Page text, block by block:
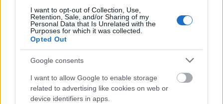
I want to opt-out of Collection, Use,
Retention, Sale, and/or Sharing of my
Personal Data that Is Unrelated with the
Purposes for which it was collected.
Opted Out
Google consents
I want to allow Google to enable storage
related to advertising like cookies on web or
device identifiers in apps.
elsősegély vizsgát is és tudja, hogy finoman
fogalmazva nem túl magas a léc, amit át kell ugrani.
Sokunk számára ráadásul régen is volt már az
elsősegély tanfolyam és a…
Mit tegyek, ha balesetet látok?
SilentSound•2010. július 09.